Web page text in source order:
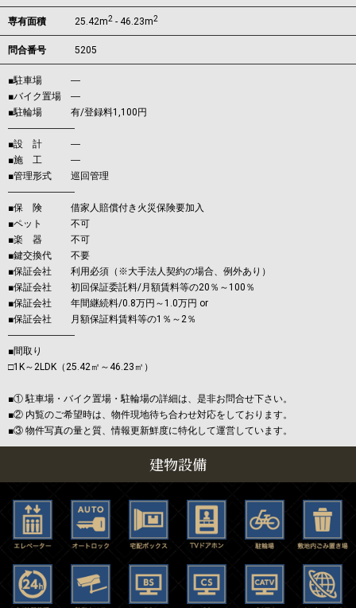
専有面積 25.42m2 - 46.23m2
問合番号 5205
■駐車場 ―
■バイク置場 ―
■駐輪場 有/登録料1,100円
―――――――
■設 計 ―
■施 工 ―
■管理形式 巡回管理
―――――――
■保 険 借家人賠償付き火災保険要加入
■ペット 不可
■楽 器 不可
■鍵交換代 不要
■保証会社 利用必須（※大手法人契約の場合、例外あり）
■保証会社 初回保証委託料/月額賃料等の20％～100％
■保証会社 年間継続料/0.8万円～1.0万円 or
■保証会社 月額保証料賃料等の1％～2％
―――――――
■間取り
□1K～2LDK（25.42㎡～46.23㎡）
■① 駐車場・バイク置場・駐輪場の詳細は、是非お問合せ下さい。
■② 内覧のご希望時は、物件現地待ち合わせ対応をしております。
■③ 物件写真の量と質、情報更新鮮度に特化して運営しています。
建物設備